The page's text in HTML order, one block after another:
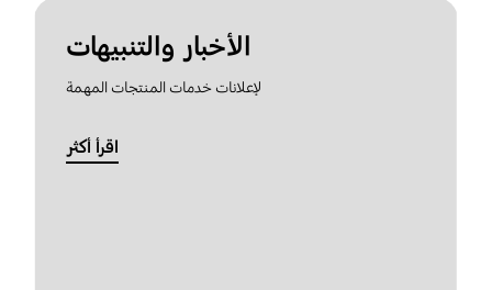
الأخبار والتنبيهات
لإعلانات خدمات المنتجات المهمة
اقرأ أكثر